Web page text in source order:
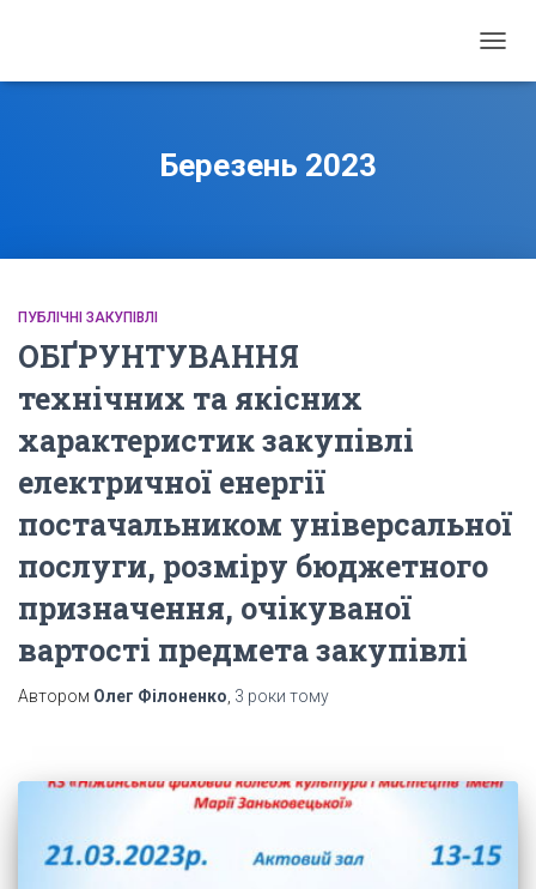
Березень 2023
ПУБЛІЧНІ ЗАКУПІВЛІ
ОБҐРУНТУВАННЯ
технічних та якісних
характеристик закупівлі
електричної енергії
постачальником універсальної
послуги, розміру бюджетного
призначення, очікуваної
вартості предмета закупівлі
Автором Олег Філоненко 3 роки тому